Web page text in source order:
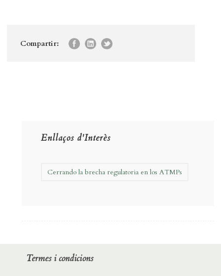
Compartir:
Enllaços d'Interès
Cerrando la brecha regulatoria en los ATMPs
Termes i condicions